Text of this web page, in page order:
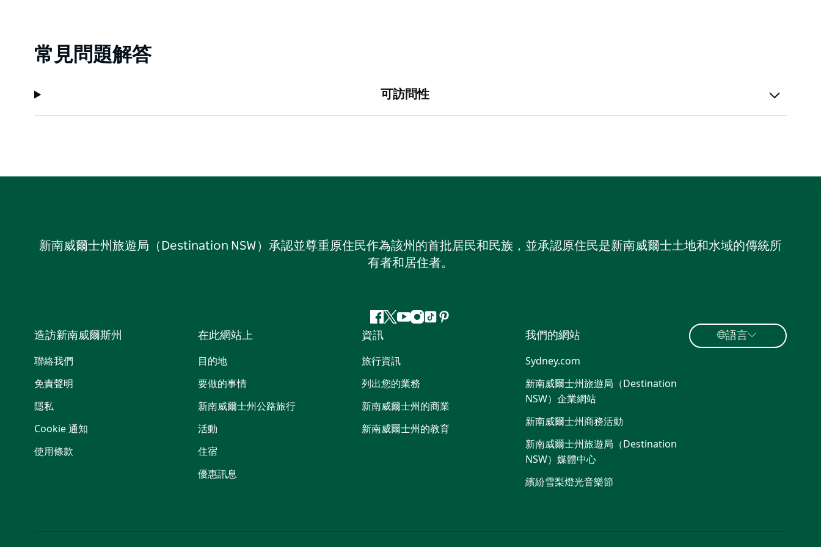
常見問題解答
可訪問性
新南威爾士州旅遊局（Destination NSW）承認並尊重原住民作為該州的首批居民和民族，並承認原住民是新南威爾士土地和水域的傳統所
有者和居住者。
Facebook
嘰
喳
喳
Youtube
Instagram
抖 Pinterest
造訪新南威爾斯州
聯絡我們
免責聲明
隱私
Cookie 通知
使用條款
在此網站上
目的地
要做的事情
新南威爾士州公路旅行
活動
住宿
優惠訊息
資訊
旅行資訊
列出您的業務
新南威爾士州的商業
新南威爾士州的教育
我們的網站
Sydney.com
新南威爾士州旅遊局（Destination
NSW）企業網站
新南威爾士州商務活動
新南威爾士州旅遊局（Destination
NSW）媒體中心
繽紛雪梨燈光音樂節
語言